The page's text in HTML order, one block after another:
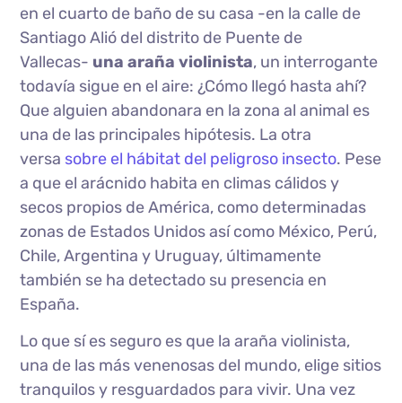
en el cuarto de baño de su casa -en la calle de
Santiago Alió del distrito de Puente de
Vallecas- una araña violinista, un interrogante
todavía sigue en el aire: ¿Cómo llegó hasta ahí?
Que alguien abandonara en la zona al animal es
una de las principales hipótesis. La otra
versa sobre el hábitat del peligroso insecto. Pese
a que el arácnido habita en climas cálidos y
secos propios de América, como determinadas
zonas de Estados Unidos así como México, Perú,
Chile, Argentina y Uruguay, últimamente
también se ha detectado su presencia en
España.
Lo que sí es seguro es que la araña violinista,
una de las más venenosas del mundo, elige sitios
tranquilos y resguardados para vivir. Una vez